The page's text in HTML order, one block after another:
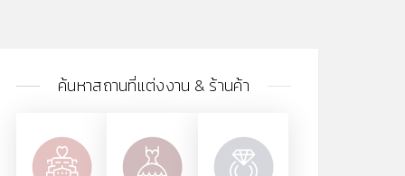
ค้นหาสถานที่แต่งงาน & ร้านค้า